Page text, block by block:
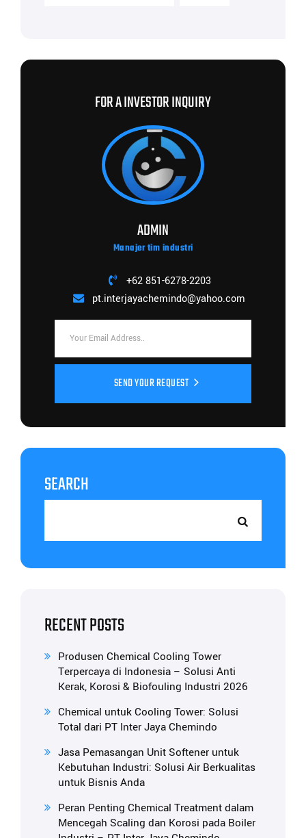
FOR A INVESTOR INQUIRY
ADMIN
Manajer tim industri
+62 851-6278-2203
pt.interjayachemindo@yahoo.com
SEND YOUR REQUEST
SEARCH
RECENT POSTS
Produsen Chemical Cooling Tower
Terpercaya di Indonesia – Solusi Anti
Kerak, Korosi & Biofouling Industri 2026
Chemical untuk Cooling Tower: Solusi
Total dari PT Inter Jaya Chemindo
Jasa Pemasangan Unit Softener untuk
Kebutuhan Industri: Solusi Air Berkualitas
untuk Bisnis Anda
Peran Penting Chemical Treatment dalam
Mencegah Scaling dan Korosi pada Boiler